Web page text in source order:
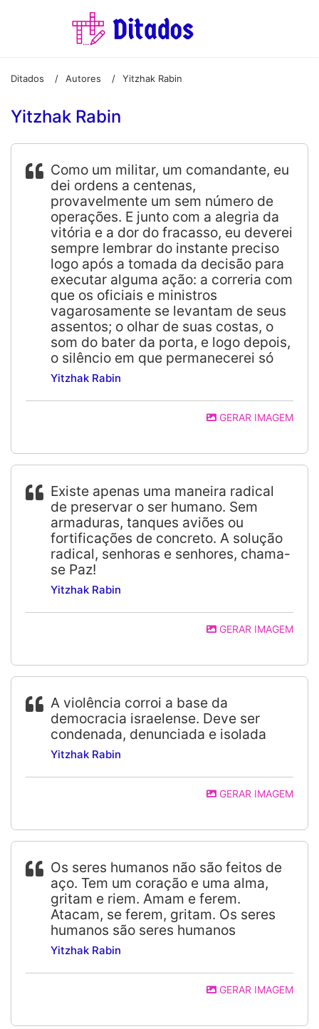
Ditados / Autores / Yitzhak Rabin
Yitzhak Rabin
Como um militar, um comandante, eu
dei ordens a centenas,
provavelmente um sem número de
operações. E junto com a alegria da
vitória e a dor do fracasso, eu deverei
sempre lembrar do instante preciso
logo após a tomada da decisão para
executar alguma ação: a correria com
que os oficiais e ministros
vagarosamente se levantam de seus
assentos; o olhar de suas costas, o
som do bater da porta, e logo depois,
o silêncio em que permanecerei só
Yitzhak Rabin
GERAR IMAGEM
Existe apenas uma maneira radical
de preservar o ser humano. Sem
armaduras, tanques aviões ou
fortificações de concreto. A solução
radical, senhoras e senhores, chama-
se Paz!
Yitzhak Rabin
GERAR IMAGEM
A violência corroi a base da
democracia israelense. Deve ser
condenada, denunciada e isolada
Yitzhak Rabin
GERAR IMAGEM
Os seres humanos não são feitos de
aço. Tem um coração e uma alma,
gritam e riem. Amam e ferem.
Atacam, se ferem, gritam. Os seres
humanos são seres humanos
Yitzhak Rabin
GERAR IMAGEM